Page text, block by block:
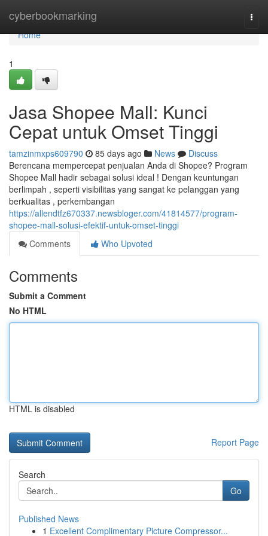
cyberbookmarking
Home
Home
1
Jasa Shopee Mall: Kunci
Cepat untuk Omset Tinggi
tamzinmxps609790 85 days ago News
Discuss
Berencana mempercepat penjualan Anda di Shopee? Program
Shopee Mall hadir sebagai solusi ideal ! Dengan keuntungan
berlimpah , seperti visibilitas yang sangat ke pelanggan yang
berkualitas , perkembangan
https://allendtfz670337.newsbloger.com/41814577/program-
shopee-mall-solusi-efektif-untuk-omset-tinggi
Comments
Who Upvoted
Comments
Submit a Comment
No HTML
HTML is disabled
Report Page
Search
Go
Published News
1 Excellent Complimentary Picture Compressor...